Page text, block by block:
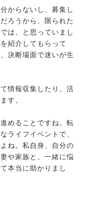
からないし、募集し
ろうから、限られた
は、と思っていまし
紹介してもらって
決断場面で迷いが生
情報収集したり、活
す。
めることですね。転
ライフイベントで、
ね。私自身、自分の
や家族と、一緒に悩
本当に助かりまし